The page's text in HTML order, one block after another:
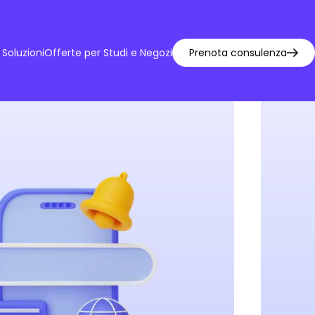
SoluzioniOfferte per Studi e Negozi Prenota consulenza